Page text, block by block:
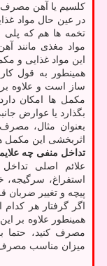
کلسیم یا آهن مصرف
در عین حال مواد
تخمه ها هم که پلی
مواد مغذی مانند
این مواد غذایی و
همینطور به قول
ساز است و علاوه
مکمل ها امکان
بگذارد یا عوارض
اثربخشی این مکمل
تداخل منفی چه
علائم اصلی
استفراغ،
پیچه و تغییر ضربان
اگر گرفتار هر
همینطور علاوه بر
مصرف کنید، حتما
میزان مناسب مصرف